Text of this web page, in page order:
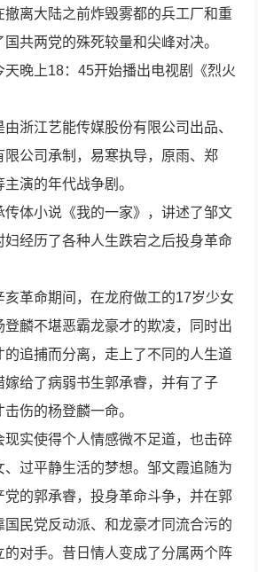
离大陆之前炸毁雾都的兵工厂和重
共两党的殊死较量和尖峰对决。
天晚上18：45开始播出电视剧《烈火
由浙江艺能传媒股份有限公司出品、
限公司承制，易寒执导，原雨、郑
演的年代战争剧。
传体小说《我的一家》，讲述了邹文
妇经历了各种人生跌宕之后投身革命
亥革命期间，在龙府做工的17岁少女
麟不堪恶霸龙豪才的欺凌，同时出
的追捕而分离，走上了不同的人生道
嫁给了病弱书生郭承睿，并有了子
伤的杨登麟一命。
现实使得个人情感微不足道，也击碎
、过平静生活的梦想。邹文霞追随为
党的郭承睿，投身革命斗争，并在郭
国民党反动派、和龙豪才同流合污的
的对手。昔日情人变成了分属两个阵